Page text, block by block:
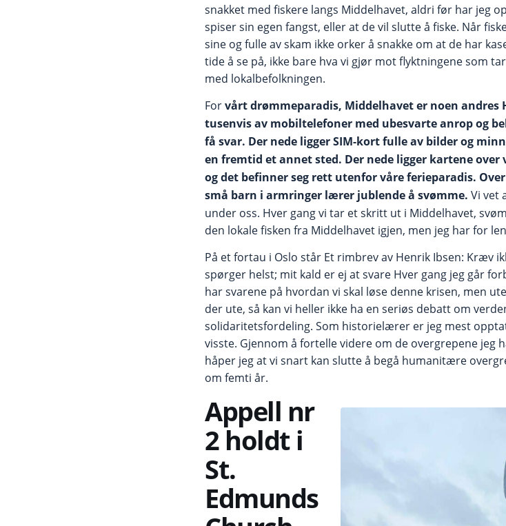
snakket med fiskere langs Middelhavet, aldri før har jeg
spiser sin egen fangst, eller at de vil slutte å fiske. Når
sine og fulle av skam ikke orker å snakke om at de har
tide å se på, ikke bare hva vi gjør mot flyktningene som
med lokalbefolkningen.
Forvårt drømmeparadis, Middelhavet er noen andres
tusenvis av mobiltelefoner med ubesvarte anrop og
få svar. Der nede ligger SIM-kort fulle av bilder og
en fremtid et annet sted. Der nede ligger kartene
og det befinner seg rett utenfor våre ferieparadis.
små barn i armringer lærer jublende å svømme. Vi vet
under oss. Hver gang vi tar et skritt ut i Middelhavet,
den lokale fisken fra Middelhavet igjen, men jeg har for
På et fortau i Oslo står Et rimbrev av Henrik Ibsen: Kræv
spørger helst; mit kald er ej at svare Hver gang jeg går
har svarene på hvordan vi skal løse denne krisen, men
der ute, så kan vi heller ikke ha en seriøs debatt om
solidaritetsfordeling. Som historielærer er jeg mest
visste. Gjennom å fortelle videre om de overgrepene jeg
håper jeg at vi snart kan slutte å begå humanitære
om femti år.
Appell nr
2 holdt i
St.
Edmunds